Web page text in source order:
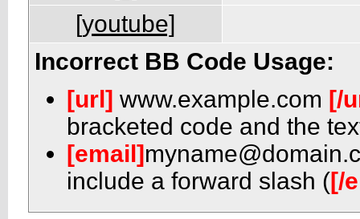
[youtube]
Incorrect BB Code Usage:
[url] www.example.com [/
bracketed code and the
[email]
include a forward slash ([/